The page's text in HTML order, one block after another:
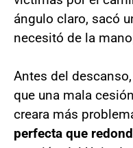
ángulo claro, sacó
necesitó de la
Antes del
que una mala
creara más
perfecta que